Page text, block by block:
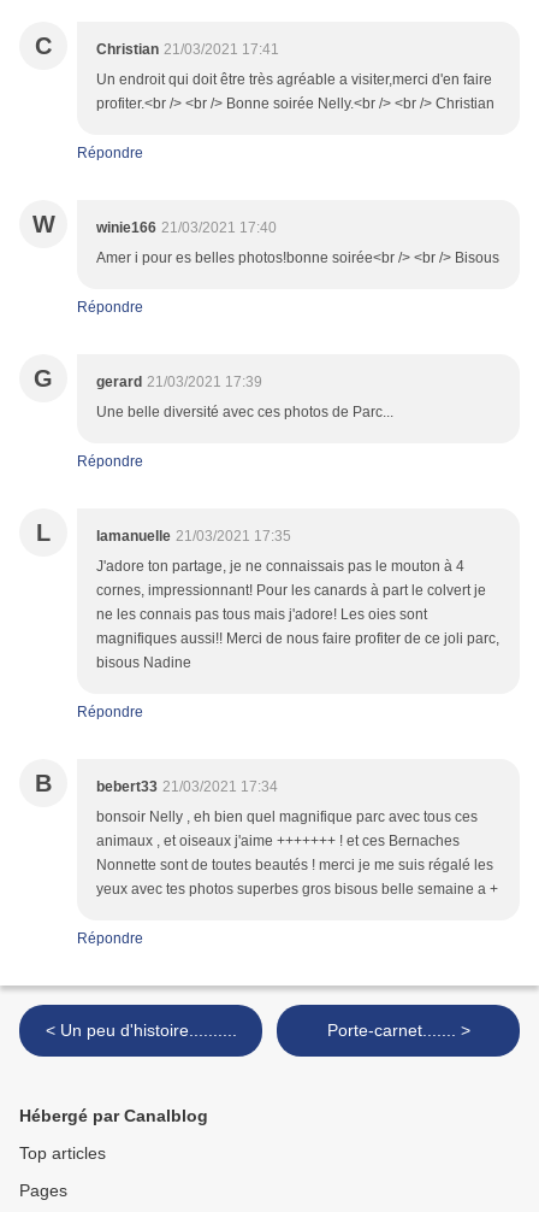
C Christian 21/03/2021 17:41
Un endroit qui doit être très agréable a visiter,merci d'en faire
profiter.<br /> <br /> Bonne soirée Nelly.<br /> <br /> Christian
Répondre
W winie166 21/03/2021 17:40
Amer i pour es belles photos!bonne soirée<br /> <br /> Bisous
Répondre
G gerard 21/03/2021 17:39
Une belle diversité avec ces photos de Parc...
Répondre
L lamanuelle 21/03/2021 17:35
J'adore ton partage, je ne connaissais pas le mouton à 4
cornes, impressionnant! Pour les canards à part le colvert je
ne les connais pas tous mais j'adore! Les oies sont
magnifiques aussi!! Merci de nous faire profiter de ce joli parc,
bisous Nadine
Répondre
B bebert33 21/03/2021 17:34
bonsoir Nelly , eh bien quel magnifique parc avec tous ces
animaux , et oiseaux j'aime +++++++ ! et ces Bernaches
Nonnette sont de toutes beautés ! merci je me suis régalé les
yeux avec tes photos superbes gros bisous belle semaine a +
Répondre
< Un peu d'histoire.......... Porte-carnet....... >
Hébergé par Canalblog
Top articles
Pages